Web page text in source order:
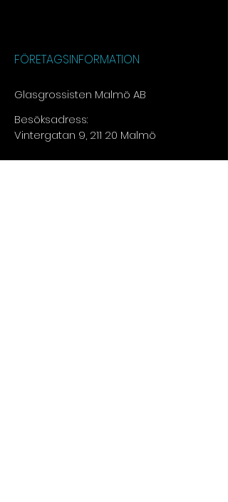
FÖRETAGSINFORMATION
Glasgrossisten Malmö AB
Besöksadress:
Vintergatan 9, 211 20 Malmö
Tel:073 - 030 13 15​